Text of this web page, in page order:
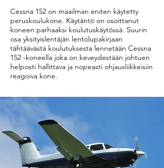
Cessna 152 on maailman eniten käytetty
peruskoulukone. Käytäntö on osoittanut
koneen parhaaksi koulutuskäytössä. Suurin
osa yksityislentäjän lentolupakirjaan
tähtäävästä koulutuksesta lennetään Cessna
152 -koneella joka on keveydestään johtuen
helposti hallittava ja nopeasti ohjausliikkeisiin
reagoiva kone.